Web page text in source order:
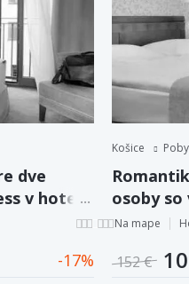
dve
v hoteli
17
Košice
osoby
Na mape
152 €